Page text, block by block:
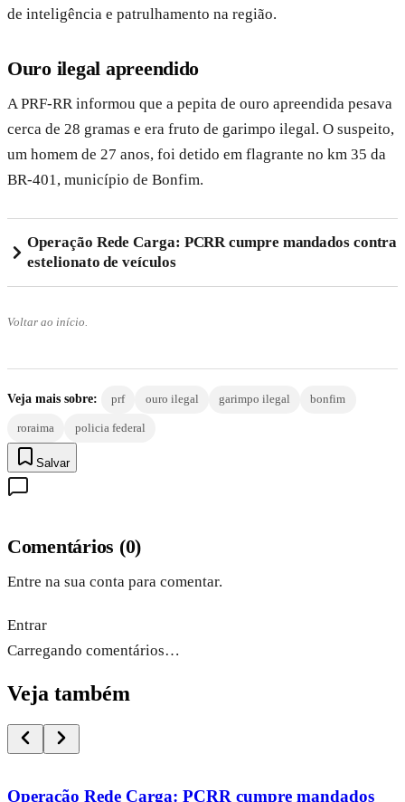
de inteligência e patrulhamento na região.
Ouro ilegal apreendido
A PRF-RR informou que a pepita de ouro apreendida pesava
cerca de 28 gramas e era fruto de garimpo ilegal. O suspeito,
um homem de 27 anos, foi detido em flagrante no km 35 da
BR-401, município de Bonfim.
Operação Rede Carga: PCRR cumpre mandados contra
estelionato de veículos
Voltar ao início.
Veja mais sobre: prf ouro ilegal garimpo ilegal bonfim
roraima policia federal
Salvar
Comentários (0)
Entre na sua conta para comentar.
Entrar
Carregando comentários…
Veja também
Operação Rede Carga: PCRR cumpre mandados